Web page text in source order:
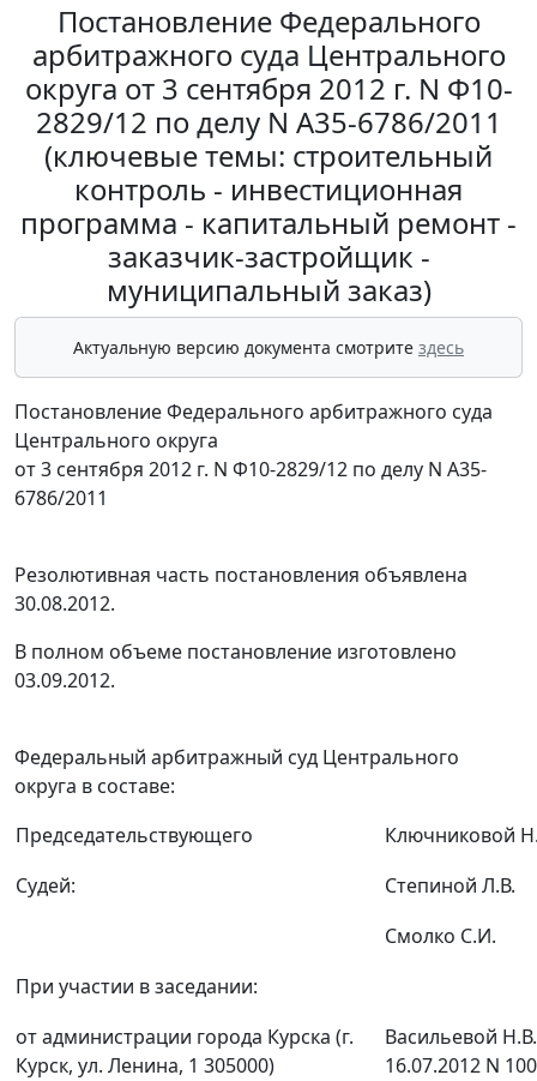
Постановление Федерального
арбитражного суда Центрального
округа от 3 сентября 2012 г. N Ф10-
2829/12 по делу N А35-6786/2011
(ключевые темы: строительный
контроль - инвестиционная
программа - капитальный ремонт -
заказчик-застройщик -
муниципальный заказ)
Актуальную версию документа смотрите здесь
Постановление Федерального арбитражного суда
Центрального округа
от 3 сентября 2012 г. N Ф10-2829/12 по делу N А35-
6786/2011
Резолютивная часть постановления объявлена
30.08.2012.
В полном объеме постановление изготовлено
03.09.2012.
Федеральный арбитражный суд Центрального
округа в составе:
Председательствующего
Ключниковой
Судей:
Степиной Л.В.
Смолко С.И.
При участии в заседании:
от администрации города Курска (г.
Курск, ул. Ленина, 1 305000)
Васильевой
16.07.2012 N